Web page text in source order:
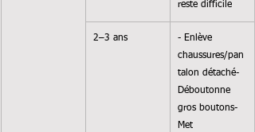
reste difficile
2–3 ans
- Enlève
chaussures/pan
talon détaché-
Déboutonne
gros boutons-
Met